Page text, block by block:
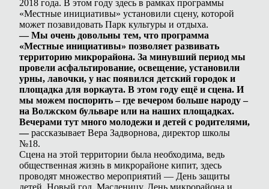
2018 года. В этом году здесь в рамках программы
«Местные инициативы» установили сцену, которой
может позавидовать Парк культуры и отдыха.
— Мы очень довольны тем, что программа
«Местные инициативы» позволяет развивать
территорию микрорайона. За минувший период мы
провели асфальтирование, освещение, установили
урны, лавочки, у нас появился детский городок и
площадка для воркаута. В этом году ещё и сцена. И
мы можем поспорить – где вечером больше народу –
на Волжском бульваре или на наших площадках.
Вечерами тут много молодежи и детей с родителями,
—рассказывает Вера Задворнова, директор школы
№18.
Сцена на этой территории была необходима, ведь
общественная жизнь в микрорайоне кипит, здесь
проводят множество мероприятий — День защиты
детей, Новый год, Масленицу, День микрорайона и